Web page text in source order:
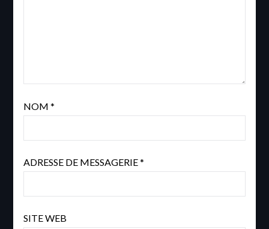
NOM *
ADRESSE DE MESSAGERIE*
SITE WEB